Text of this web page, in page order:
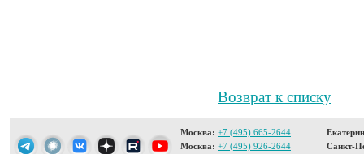
Возврат к списку
Москва: +7 (495) 665-2644
Москва: +7 (495) 926-2644
Санкт-